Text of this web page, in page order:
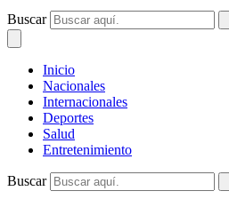
Buscar
Inicio
Nacionales
Internacionales
Deportes
Salud
Entretenimiento
Buscar